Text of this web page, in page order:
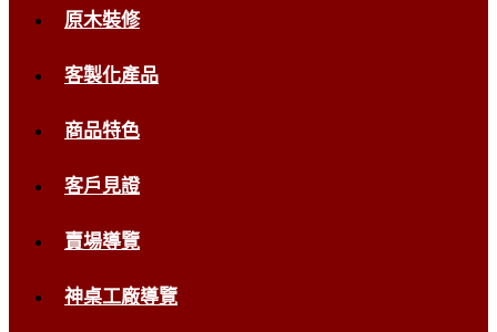
原木裝修
客製化產品
商品特色
客戶見證
賣場導覽
神桌工廠導覽